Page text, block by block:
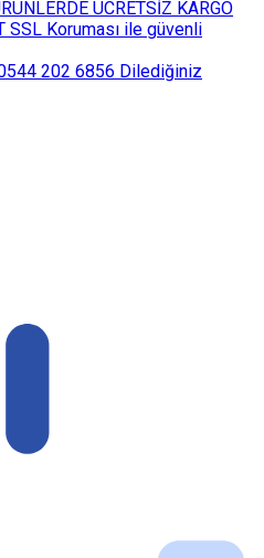
ÜCRETSİZ KARGO
SSL Koruması ile güvenli
202 6856 Dilediğiniz